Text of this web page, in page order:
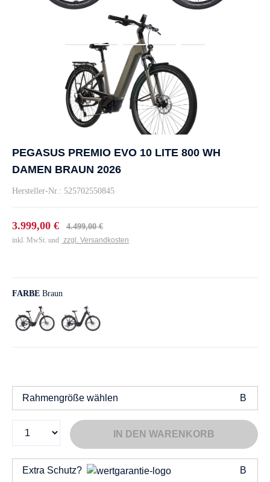
PEGASUS PREMIO EVO 10 LITE 800 WH
DAMEN BRAUN 2026
Hersteller-Nr.: 525702550845
3.999,00 € 4.499,00 €
inkl. MwSt. und zzgl. Versandkosten
FARBE Braun
Rahmengröße wählen
IN DEN WARENKORB
Extra Schutz?